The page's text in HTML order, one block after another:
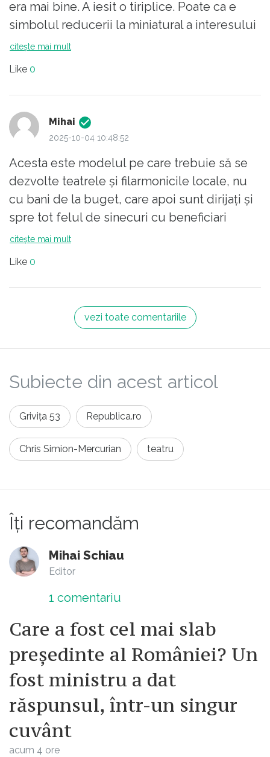
era mai bine. A iesit o tiriplice. Poate ca e
simbolul reducerii la miniatural a interesului
pentru spiritualitate in Romania... Jalnic, dar
citește mai mult
Like 0
Mihai
2025-10-04 10:48:52
Acesta este modelul pe care trebuie să se
dezvolte teatrele și filarmonicile locale, nu
cu bani de la buget, care apoi sunt dirijați și
spre tot felul de sinecuri cu beneficiari
numiți politic.
citește mai mult
Like 0
vezi toate comentariile
Subiecte din acest articol
Grivița 53 Republica.ro
Chris Simion-Mercurian teatru
Îți recomandăm
Mihai Schiau
Editor
1 comentariu
Care a fost cel mai slab
președinte al României? Un
fost ministru a dat
răspunsul, într-un singur
cuvânt
acum 4 ore